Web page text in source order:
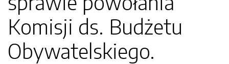
Komisji ds. Budżetu
Obywatelskiego.